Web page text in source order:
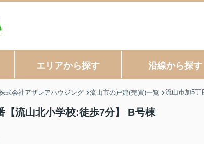
エリアから探す 沿線から探す
式会社アザレアハウジング 流山市の戸建(売買)一覧 流山市加5丁
【流山北小学校:徒歩7分】 B号棟